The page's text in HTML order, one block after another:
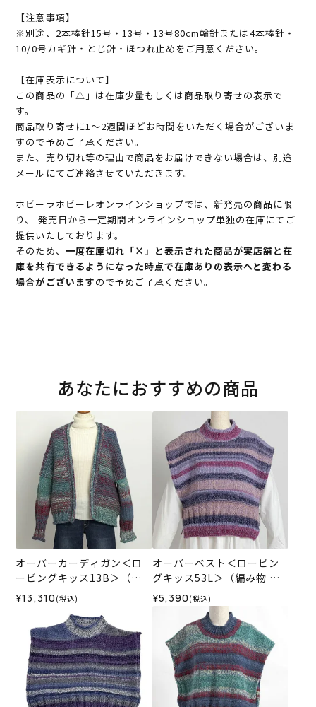
【注意事項】
※別途、2本棒針15号・13号・13号80cm輪針または4本棒針・
10/0号カギ針・とじ針・ほつれ止めをご用意ください。
【在庫表示について】
この商品の「△」は在庫少量もしくは商品取り寄せの表示で
す。
商品取り寄せに1～2週間ほどお時間をいただく場合がございま
すので予めご了承ください。
また、売り切れ等の理由で商品をお届けできない場合は、別途
メールにてご連絡させていただきます。
ホビーラホビーレオンラインショップでは、新発売の商品に限
り、 発売日から一定期間オンラインショップ単独の在庫にてご
提供いたしております。
そのため、 一度在庫切れ「×」と表示された商品が実店舗と在
庫を共有できるようになった時点で在庫ありの表示へと変わる
場合がございますので予めご了承ください。
あなたにおすすめの商品
オーバーカーディガン＜ロ
ービングキッス13B＞（編
み物 材料セット）
¥13,310 (税込)
オーバーベスト＜ロービン
グキッス53L＞（編み物 材
料セット）
¥5,390 (税込)